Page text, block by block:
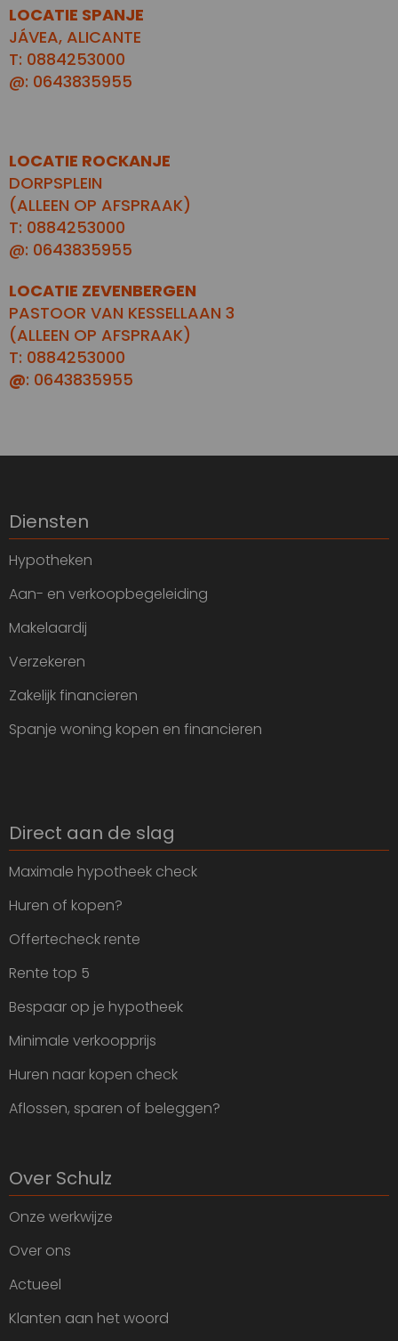
LOCATIE SPANJE
JÁVEA, ALICANTE
T: 0884253000
@: 0643835955
LOCATIE ROCKANJE
DORPSPLEIN
(ALLEEN OP AFSPRAAK)
T: 0884253000
@: 0643835955
LOCATIE ZEVENBERGEN
PASTOOR VAN KESSELLAAN 3
(ALLEEN OP AFSPRAAK)
T: 0884253000
@: 0643835955
Diensten
Hypotheken
Aan- en verkoopbegeleiding
Makelaardij
Verzekeren
Zakelijk financieren
Spanje woning kopen en financieren
Direct aan de slag
Maximale hypotheek check
Huren of kopen?
Offertecheck rente
Rente top 5
Bespaar op je hypotheek
Minimale verkoopprijs
Huren naar kopen check
Aflossen, sparen of beleggen?
Over Schulz
Onze werkwijze
Over ons
Actueel
Klanten aan het woord